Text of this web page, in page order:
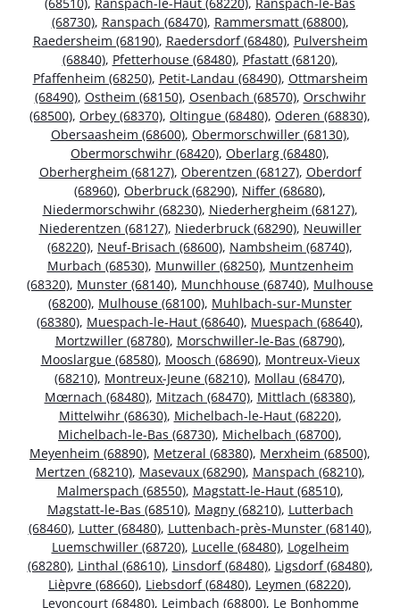
(68730), Ranspach (68470), Rammersmatt (68800),
Raedersheim (68190), Raedersdorf (68480), Pulversheim
(68840), Pfetterhouse (68480), Pfastatt (68120),
Pfaffenheim (68250), Petit-Landau (68490), Ottmarsheim
(68490), Ostheim (68150), Osenbach (68570), Orschwihr
(68500), Orbey (68370), Oltingue (68480), Oderen (68830),
Obersaasheim (68600), Obermorschwiller (68130),
Obermorschwihr (68420), Oberlarg (68480),
Oberhergheim (68127), Oberentzen (68127), Oberdorf
(68960), Oberbruck (68290), Niffer (68680),
Niedermorschwihr (68230), Niederhergheim (68127),
Niederentzen (68127), Niederbruck (68290), Neuwiller
(68220), Neuf-Brisach (68600), Nambsheim (68740),
Murbach (68530), Munwiller (68250), Muntzenheim
(68320), Munster (68140), Munchhouse (68740), Mulhouse
(68200), Mulhouse (68100), Muhlbach-sur-Munster
(68380), Muespach-le-Haut (68640), Muespach (68640),
Mortzwiller (68780), Morschwiller-le-Bas (68790),
Mooslargue (68580), Moosch (68690), Montreux-Vieux
(68210), Montreux-Jeune (68210), Mollau (68470),
Mœrnach (68480), Mitzach (68470), Mittlach (68380),
Mittelwihr (68630), Michelbach-le-Haut (68220),
Michelbach-le-Bas (68730), Michelbach (68700),
Meyenheim (68890), Metzeral (68380), Merxheim (68500),
Mertzen (68210), Masevaux (68290), Manspach (68210),
Malmerspach (68550), Magstatt-le-Haut (68510),
Magstatt-le-Bas (68510), Magny (68210), Lutterbach
(68460), Lutter (68480), Luttenbach-près-Munster (68140),
Luemschwiller (68720), Lucelle (68480), Logelheim
(68280), Linthal (68610), Linsdorf (68480), Ligsdorf (68480),
Lièpvre (68660), Liebsdorf (68480), Leymen (68220),
Levoncourt (68480), Leimbach (68800), Le Bonhomme